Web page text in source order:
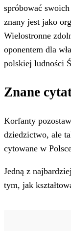
spróbować
znany jest jako
Wielostronne
oponentem dla
polskiej ludności
Znane
Korfanty
dziedzictwo, ale
cytowane w
Jedną z
tym, jak